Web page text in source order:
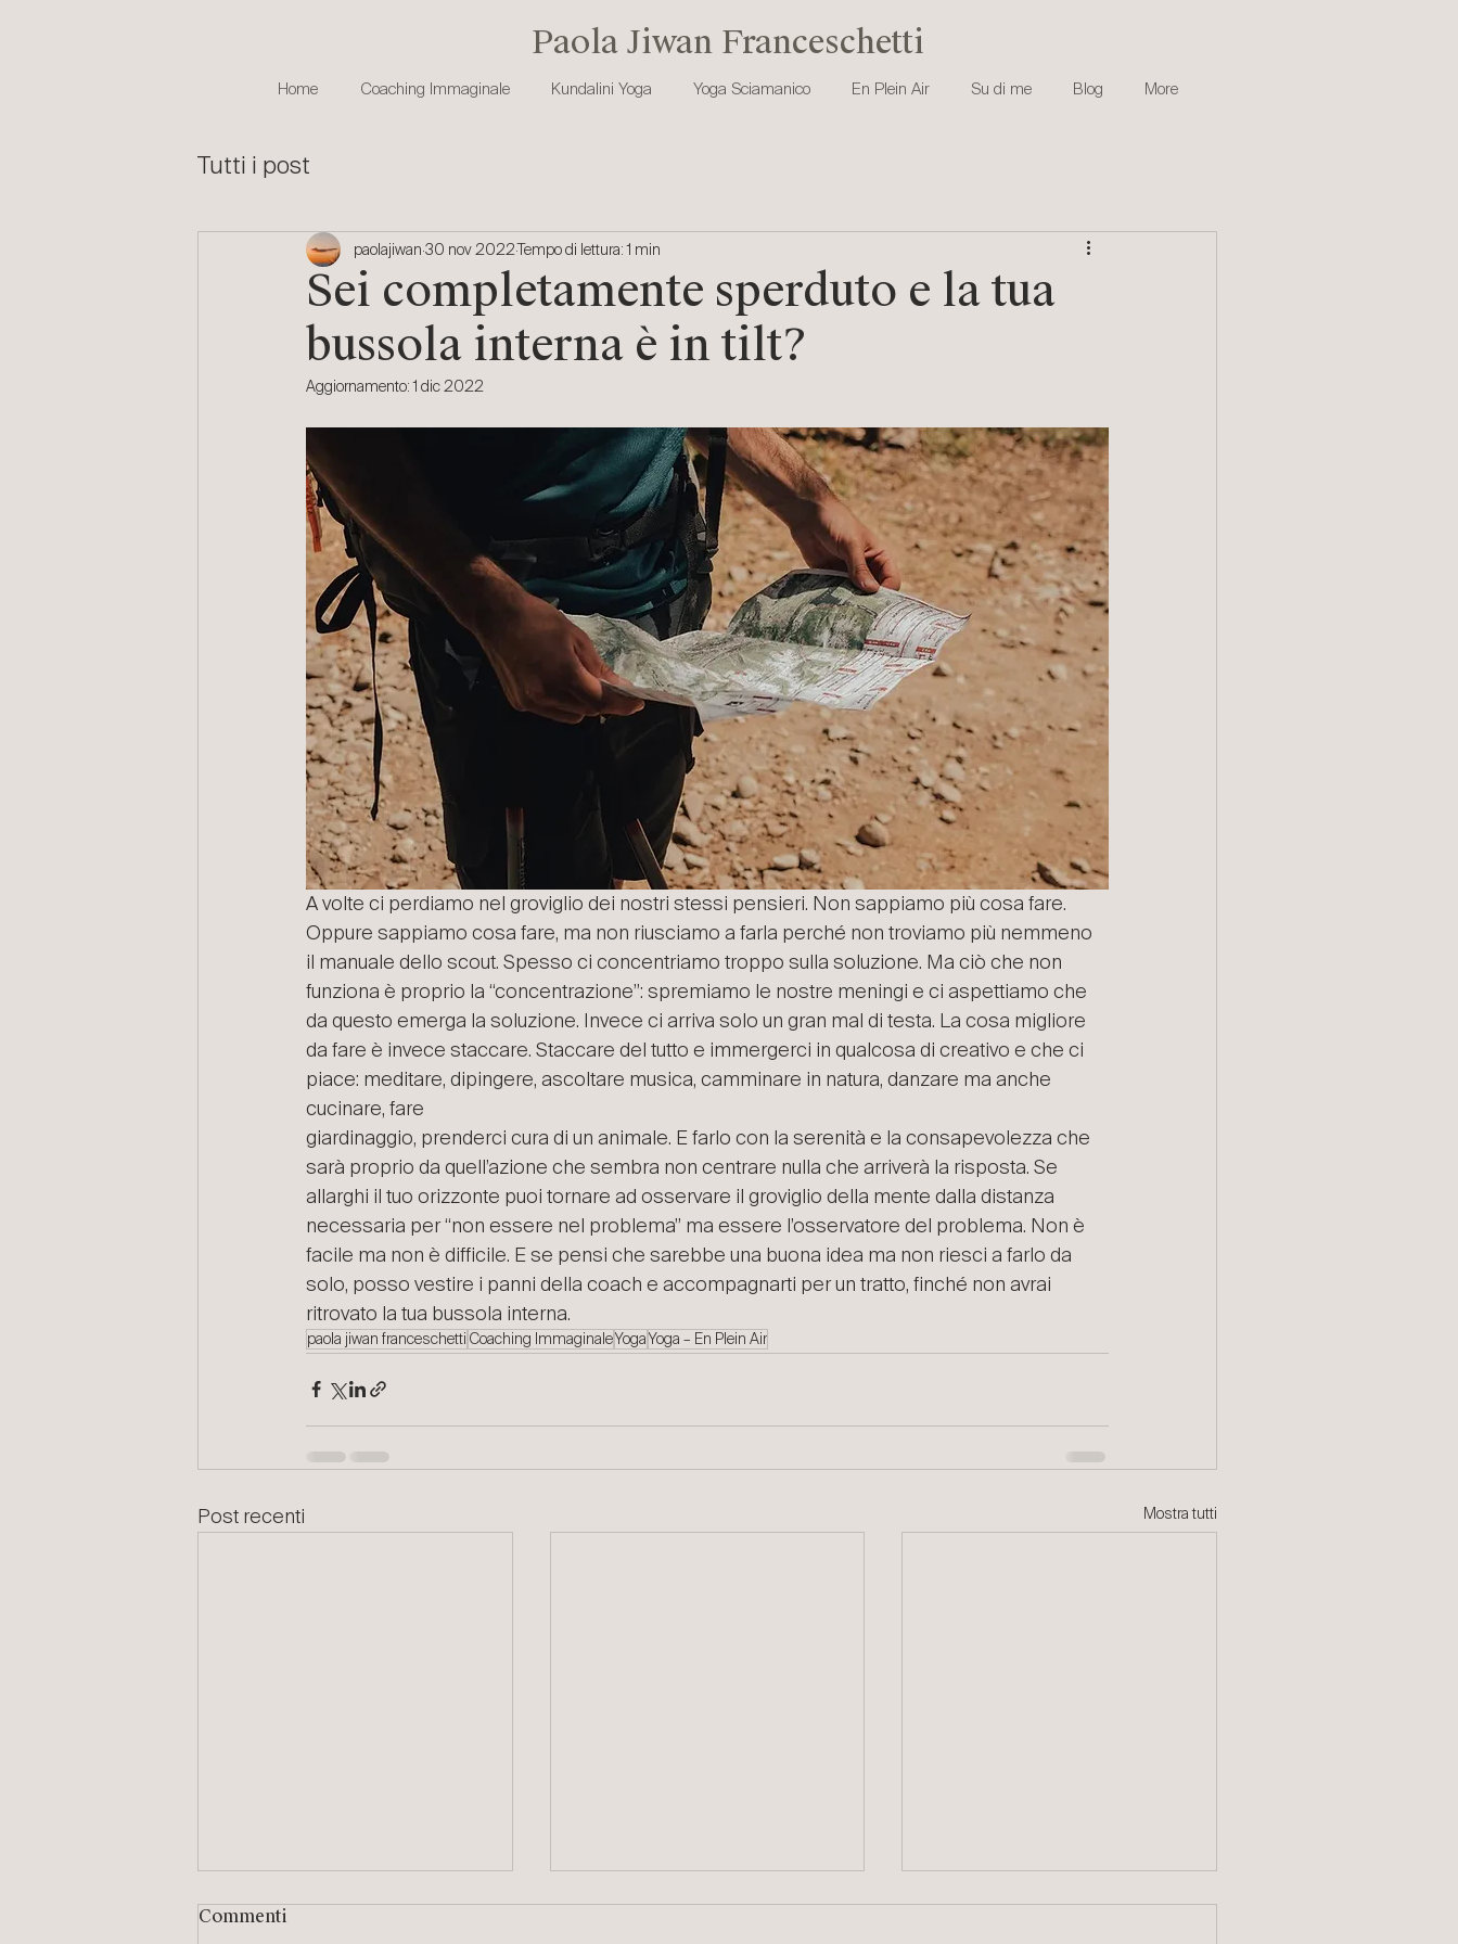
Paola Jiwan Franceschetti
Home Coaching Immaginale Kundalini Yoga Yoga Sciamanico En Plein Air Su di me Blog More
Tutti i post
Sei completamente sperduto e la tua
bussola interna è in tilt?
paolajiwan 30 nov 2022Tempo di lettura: 1 min
Aggiornamento:1 dic 2022
A volte ci perdiamo nel groviglio dei nostri stessi pensieri. Non sappiamo più cosa fare.
Oppure sappiamo cosa fare, ma non riusciamo a farla perché non troviamo più nemmeno
il manuale dello scout. Spesso ci concentriamo troppo sulla soluzione. Ma ciò che non
funziona è proprio la “concentrazione”: spremiamo le nostre meningi e ci aspettiamo che
da questo emerga la soluzione. Invece ci arriva solo un gran mal di testa. La cosa migliore
da fare è invece staccare. Staccare del tutto e immergerci in qualcosa di creativo e che ci
piace: meditare, dipingere, ascoltare musica, camminare in natura, danzare ma anche
cucinare, fare
giardinaggio, prenderci cura di un animale. E farlo con la serenità e la consapevolezza che
sarà proprio da quell’azione che sembra non centrare nulla che arriverà la risposta. Se
allarghi il tuo orizzonte puoi tornare ad osservare il groviglio della mente dalla distanza
necessaria per “non essere nel problema” ma essere l’osservatore del problema. Non è
facile ma non è difficile. E se pensi che sarebbe una buona idea ma non riesci a farlo da
solo, posso vestire i panni della coach e accompagnarti per un tratto, finché non avrai
ritrovato la tua bussola interna.
paola jiwan franceschetti Coaching ImmaginaleYogaYoga – En Plein Air
Post recenti Mostra tutti
Commenti